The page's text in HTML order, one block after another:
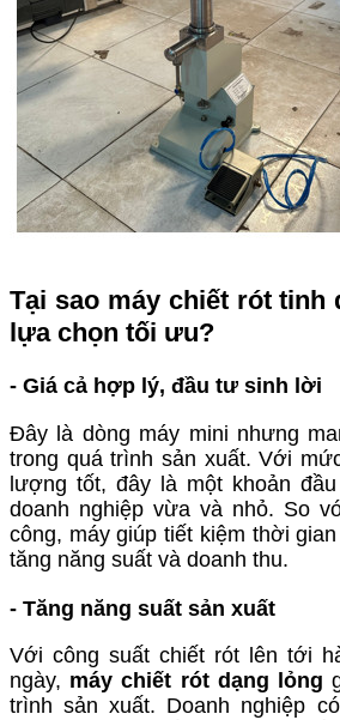
Tại sao máy chiết rót tinh
lựa chọn tối ưu?
- Giá cả hợp lý, đầu tư sinh lời
Đây là dòng máy mini nhưng
trong quá trình sản xuất. Với
lượng tốt, đây là một khoản
doanh nghiệp vừa và nhỏ. So
công, máy giúp tiết kiệm thời
tăng năng suất và doanh thu.
- Tăng năng suất sản xuất
Với công suất chiết rót lên tới
ngày, máychiết rót dạng lỏng
trình sản xuất. Doanh nghiệp